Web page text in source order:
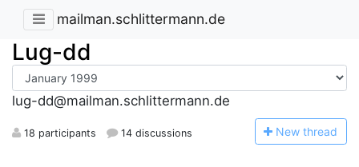
mailman.schlittermann.de
Lug-dd
lug-dd@mailman.schlittermann.de
18 participants 14 discussions New thread